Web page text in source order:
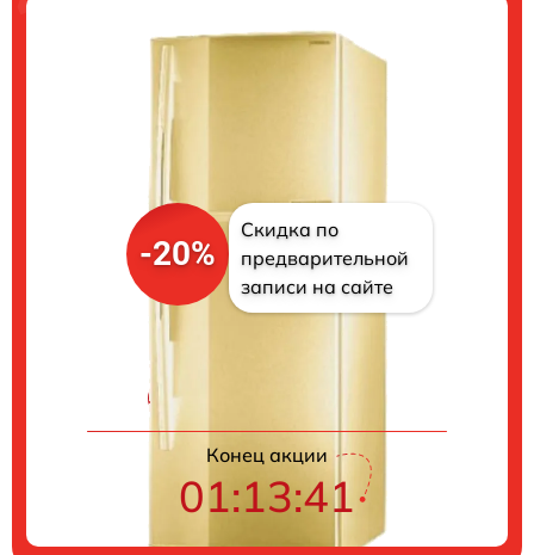
-20%
Скидка по
предварительной
записи на сайте
Конец акции
01:13:40